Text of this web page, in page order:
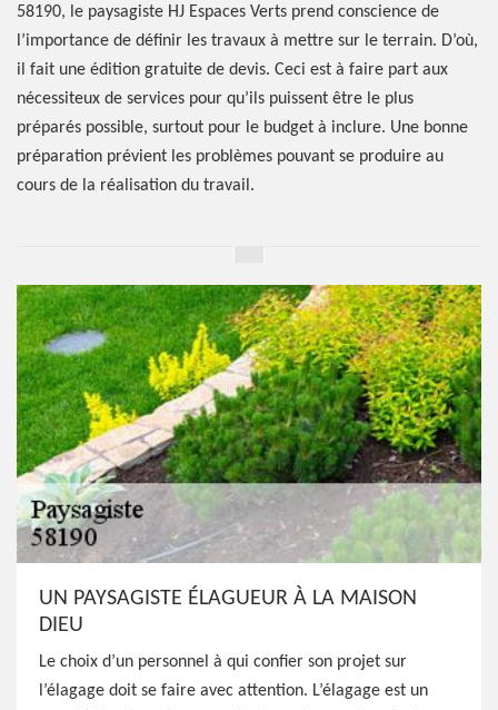
58190, le paysagiste HJ Espaces Verts prend conscience de
l’importance de définir les travaux à mettre sur le terrain. D’où,
il fait une édition gratuite de devis. Ceci est à faire part aux
nécessiteux de services pour qu’ils puissent être le plus
préparés possible, surtout pour le budget à inclure. Une bonne
préparation prévient les problèmes pouvant se produire au
cours de la réalisation du travail.
UN PAYSAGISTE ÉLAGUEUR À LA MAISON
DIEU
Le choix d’un personnel à qui confier son projet sur
l’élagage doit se faire avec attention. L’élagage est un